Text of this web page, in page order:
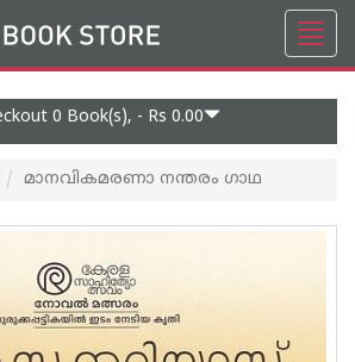
0 Book(s), - Rs 0.00
മാനവികമരണാ നന്തരം ഗാഥ